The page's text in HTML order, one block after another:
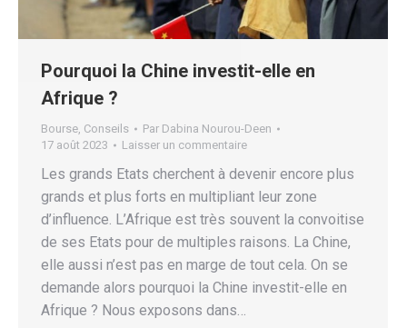
Pourquoi la Chine investit-elle en
Afrique ?
Bourse, Conseils Par Dabina Nourou-Deen
17 août 2023
Laisser un commentaire
Les grands Etats cherchent à devenir encore plus
grands et plus forts en multipliant leur zone
d’influence. L’Afrique est très souvent la convoitise
de ses Etats pour de multiples raisons. La Chine,
elle aussi n’est pas en marge de tout cela. On se
demande alors pourquoi la Chine investit-elle en
Afrique ? Nous exposons dans…